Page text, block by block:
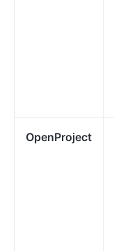
OpenProject